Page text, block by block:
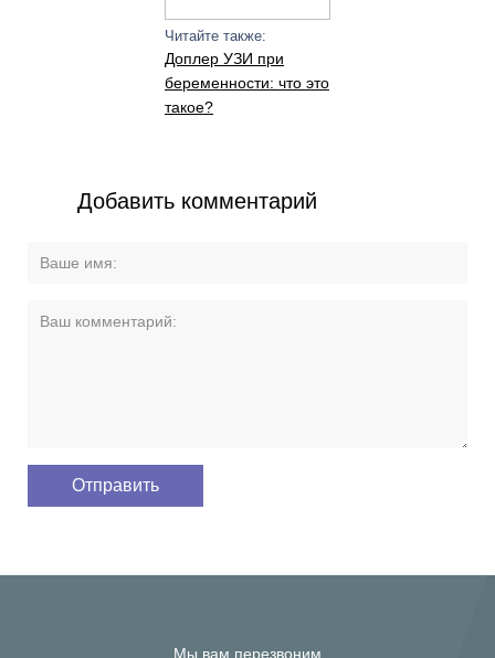
Читайте также:
Доплер УЗИ при
беременности: что это
такое?
Добавить комментарий
Мы вам перезвоним